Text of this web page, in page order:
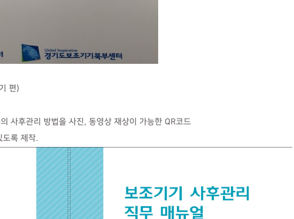
편)
사후관리 방법을 사진, 동영상 재상이 가능한 QR코드
록 제작.